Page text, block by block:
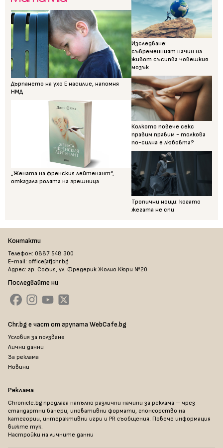
Дърпането на ухо Е насилие, напомня
НМД
„Жената на френския лейтенант“,
отказала ролята на грешница
Изследване:
съвременният начин на
живот съсипва човешкия
мозък
Колкото повече секс
правим правим - толкова
по-силна е любовта?
Тропични нощи: когато
жегата не спи
Контакти
Телефон: 0887 548 300
E-mail: office[at]chr.bg
Адрес: гр. София, ул. Фредерик Жолио Кюри №20
Последвайте ни
Chr.bg е част от групата WebCafe.bg
Условия за ползване
Лични данни
За реклама
Новини
Реклама
Chronicle.bg предлага напълно различни начини за реклама – чрез
стандартни банери, иновативни формати, спонсорство на
категории, интерактивни игри и PR съобщения. Повече информация
вижте тук.
Настройки на личните данни